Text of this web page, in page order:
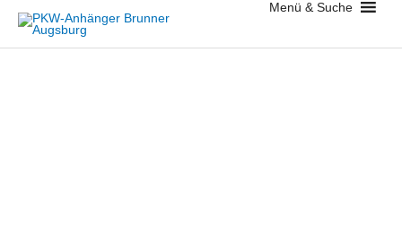
Inhalt
springen
Menü & Suche